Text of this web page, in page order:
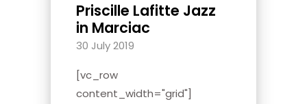
Priscille Lafitte Jazz
in Marciac
30 July 2019
[vc_row
content_width="grid"]